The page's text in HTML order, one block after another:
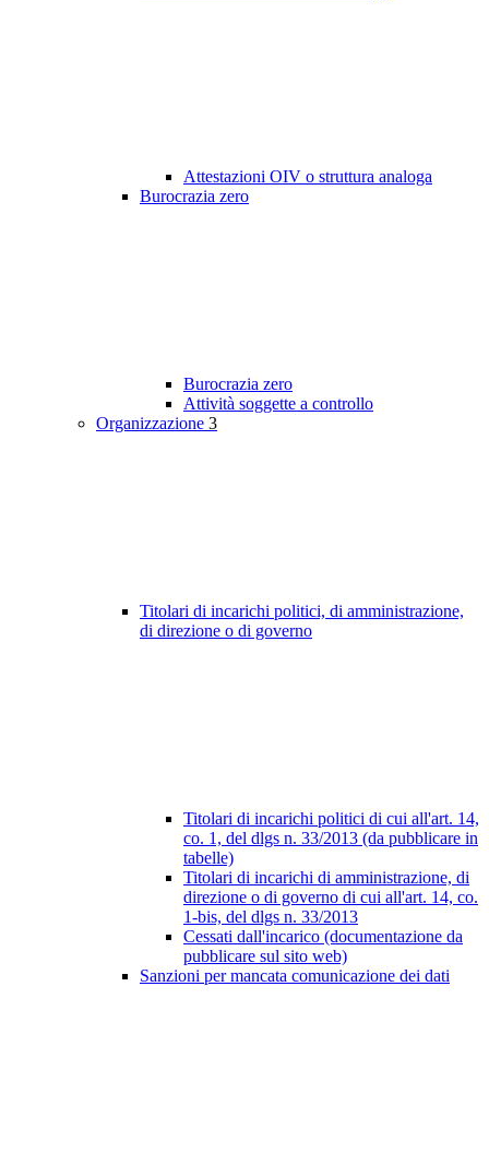
Attestazioni OIV o struttura analoga
Burocrazia zero
Burocrazia zero
Attività soggette a controllo
Organizzazione 3
Titolari di incarichi politici, di amministrazione,
di direzione o di governo
Titolari di incarichi politici di cui all'art. 14,
co. 1, del dlgs n. 33/2013 (da pubblicare in
tabelle)
Titolari di incarichi di amministrazione, di
direzione o di governo di cui all'art. 14, co.
1-bis, del dlgs n. 33/2013
Cessati dall'incarico (documentazione da
pubblicare sul sito web)
Sanzioni per mancata comunicazione dei dati